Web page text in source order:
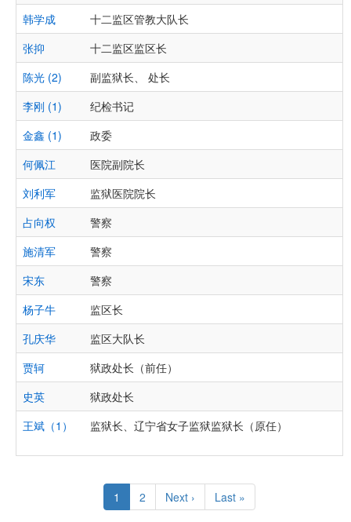
韩学成
十二监区管教大队长
张抑
十二监区监区长
陈光 (2)
副监狱长、 处长
李刚 (1)
纪检书记
金鑫 (1)
政委
何佩江
医院副院长
刘利军
监狱医院院长
占向权
警察
施清军
警察
宋东
警察
杨子牛
监区长
孔庆华
监区大队长
贾轲
狱政处长（前任）
史英
狱政处长
王斌（1）
监狱长、辽宁省女子监狱监狱长（原任）
Current
page
1 Page
2
Next
page
Next ›
Last
page
Last »